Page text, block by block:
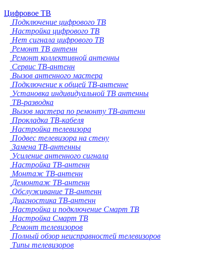
Цифровое ТВ
Подключение цифрового ТВ
Настройка цифрового ТВ
Нет сигнала цифрового ТВ
Ремонт ТВ антенн
Ремонт коллективной антенны
Сервис ТВ-антенн
Вызов антенного мастера
Подключение к общей ТВ-антенне
Установка индивидуальной ТВ антенны
ТВ-разводка
Вызов мастера по ремонту ТВ-антенн
Прокладка ТВ-кабеля
Настройка телевизора
Подвес телевизора на стену
Замена ТВ-антенны
Усиление антенного сигнала
Настройка ТВ-антенн
Монтаж ТВ-антенн
Демонтаж ТВ-антенн
Обслуживание ТВ-антенн
Диагностика ТВ-антенн
Настройка и подключение Смарт ТВ
Настройка Смарт ТВ
Ремонт телевизоров
Полный обзор неисправностей телевизоров
Типы телевизоров